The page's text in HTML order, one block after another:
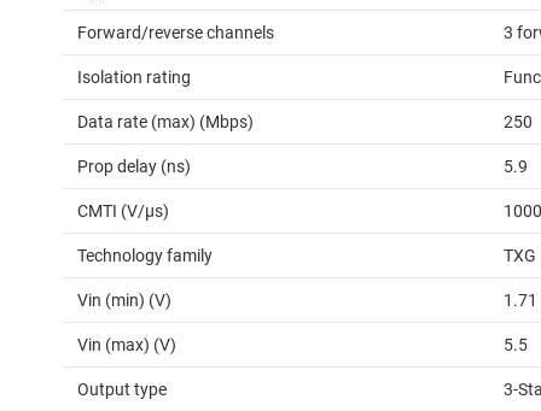
Forward/reverse channels 3
Isolation rating
Data rate (max) (Mbps) 250
Prop delay (ns) 5.9
CMTI (V/µs) 1000
Technology family TXG
Vin (min) (V) 1.71
Vin (max) (V) 5.5
Output type 3-